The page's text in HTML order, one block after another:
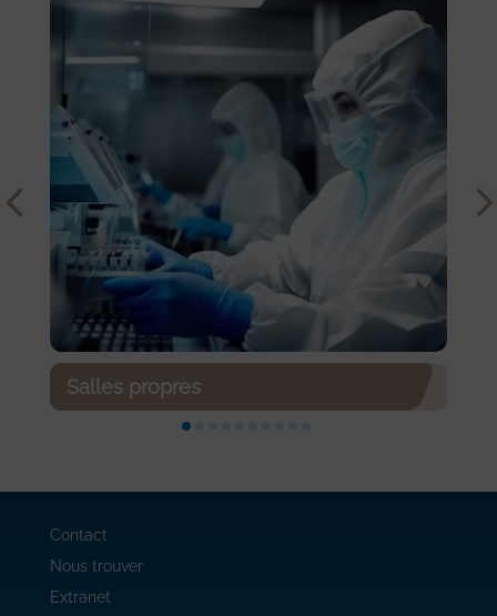
Salles propres
Contact
Nous trouver
Extranet